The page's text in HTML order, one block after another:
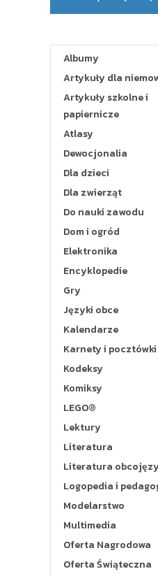
Albumy
Artykuły dla
Artykuły szkolne i
papiernicze
Atlasy
Dewocjonalia
Dla dzieci
Dla zwierząt
Do nauki zawodu
Dom i ogród
Elektronika
Encyklopedie
Gry
Języki obce
Kalendarze
Karnety i pocztówki
Kodeksy
Komiksy
LEGO®
Lektury
Literatura
Literatura
Logopedia i
Modelarstwo
Multimedia
Oferta Nagrodowa
Oferta Świąteczna